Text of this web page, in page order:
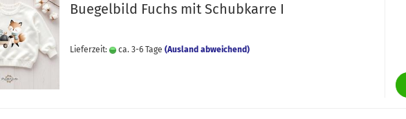
Buegelbild Fuchs mit Schubkarre I
Lieferzeit: ca. 3-6 Tage (Ausland abweichend)